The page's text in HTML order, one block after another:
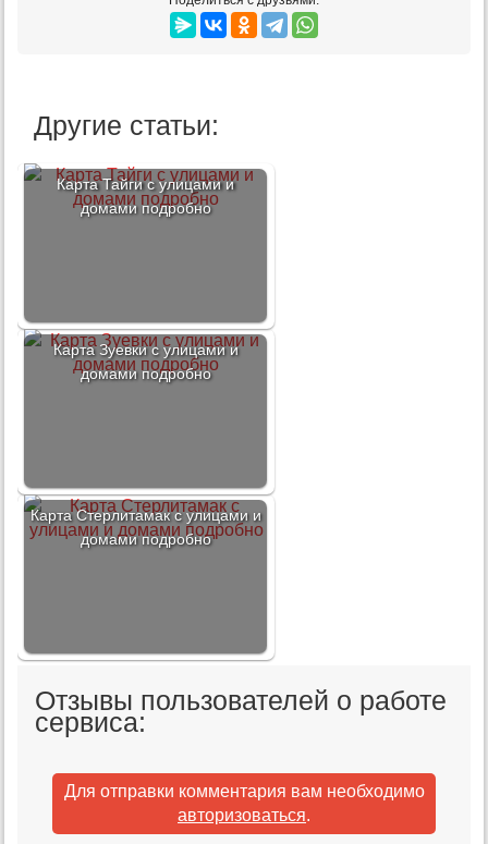
Другие статьи:
Карта Тайги с улицами и
домами подробно
Карта Зуевки с улицами и
домами подробно
Карта Стерлитамак с улицами и
домами подробно
Отзывы пользователей о работе
сервиса:
Для отправки комментария вам необходимо
авторизоваться.